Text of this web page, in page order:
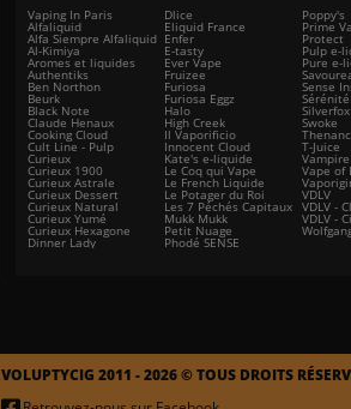
Vaping In Paris
Alfaliquid
Alfa Siempre Alfaliquid
Al-Kimiya
Aromes et liquides
Authentiks
Ben Northon
Beurk
Black Note
Claude Henaux
Cooking Cloud
Cult Line - Pulp
Curieux
Curieux 1900
Curieux Astrale
Curieux Dessert
Curieux Natural
Curieux Yumé
Curieux Hexagone
Dinner Lady
Dlice
Eliquid France
Enfer
E-tasty
Ever Vape
Fruizee
Furiosa
Furiosa Eggz
Halo
High Creek
Il Vaporificio
Innocent Cloud
Kate's e-liquide
Le Coq qui Vape
Le French Liquide
Le Potager du Roi
Les 7 Péchés Capitaux
Mukk Mukk
Petit Nuage
Phodé SENSE
Poppy's
Prime
Protect
Pulp e-
Pure e-
Sense
Silverfox
Swoke
T-Juice
Vape of
VDLV
VDLV -
VDLV -
VOLUPTYCIG 2011 - 2026 © TOUS DROITS